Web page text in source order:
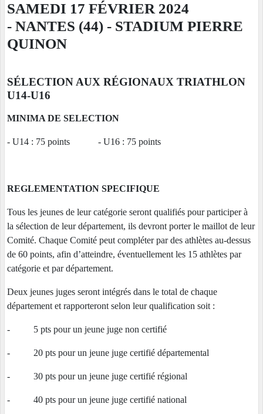
SAMEDI 17 FÉVRIER 2024
- NANTES (44) - STADIUM PIERRE
QUINON
SÉLECTION AUX RÉGIONAUX TRIATHLON
U14-U16
MINIMA DE SELECTION
- U14 : 75 points - U16 : 75 points
REGLEMENTATION SPECIFIQUE
Tous les jeunes de leur catégorie seront qualifiés pour participer à
la sélection de leur département, ils devront porter le maillot de leur
Comité. Chaque Comité peut compléter par des athlètes au-dessus
de 60 points, afin d’atteindre, éventuellement les 15 athlètes par
catégorie et par département.
Deux jeunes juges seront intégrés dans le total de chaque
département et rapporteront selon leur qualification soit :
- 5 pts pour un jeune juge non certifié
- 20 pts pour un jeune juge certifié départemental
- 30 pts pour un jeune juge certifié régional
- 40 pts pour un jeune juge certifié national